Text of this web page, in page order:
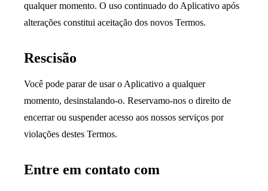
qualquer momento. O uso continuado do Aplicativo após
alterações constitui aceitação dos novos Termos.
Rescisão
Você pode parar de usar o Aplicativo a qualquer
momento, desinstalando-o. Reservamo-nos o direito de
encerrar ou suspender acesso aos nossos serviços por
violações destes Termos.
Entre em contato com